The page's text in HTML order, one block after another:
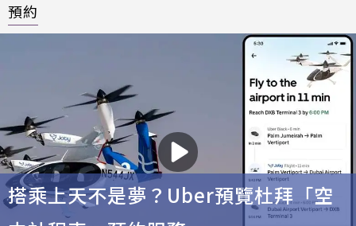
預約
搭乘上天不是夢？Uber預覽杜拜「空